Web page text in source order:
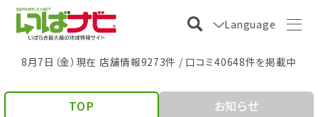
Language
8月7日（金）現在 店舗情報9273件 / 口コミ40648件を掲載中
TOP
お知らせ